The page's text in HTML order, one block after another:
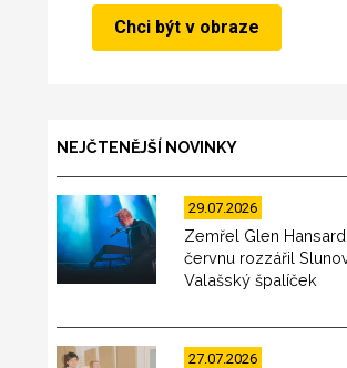
NEJČTENĚJŠÍ NOVINKY
29.07.2026
Zemřel Glen
červnu rozzářil
Valašský špalíček
27.07.2026